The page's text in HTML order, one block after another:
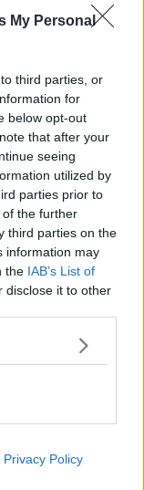
My Personal
third parties, or
for
below opt-out
that after your
seeing
utilized by
parties prior to
the further
third parties on the
information may
the IAB’s List of
disclose it to other
Privacy Policy